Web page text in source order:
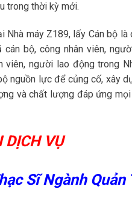
trong thời kỳ mới.
máy Z189, lấy Cán bộ
bộ, công nhân viên,
viên, người lao động trong
nguồn lực để củng cố, xây
và chất lượng đáp ứng
DỊCH VỤ
Sĩ Ngành Quản